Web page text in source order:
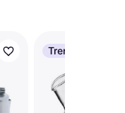
Trendande